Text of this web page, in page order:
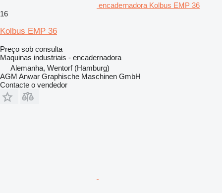
encadernadora Kolbus EMP 36
16
Kolbus EMP 36
Preço sob consulta
Maquinas industriais - encadernadora
Alemanha, Wentorf (Hamburg)
AGM Anwar Graphische Maschinen GmbH
Contacte o vendedor